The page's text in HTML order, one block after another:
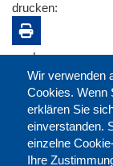
Wir verwenden
Cookies. Wenn
erklären Sie
einverstanden.
einzelne
Ihre
drucken:
merken: